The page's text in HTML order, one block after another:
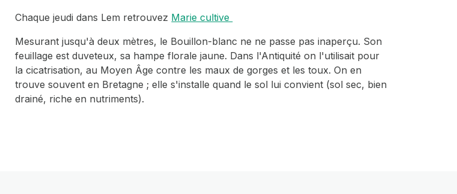
Chaque jeudi dans Lem retrouvez Marie cultive
Mesurant jusqu'à deux mètres, le Bouillon-blanc ne ne passe pas inaperçu. Son
feuillage est duveteux, sa hampe florale jaune. Dans l'Antiquité on l'utilisait pour
la cicatrisation, au Moyen Âge contre les maux de gorges et les toux. On en
trouve souvent en Bretagne ; elle s'installe quand le sol lui convient (sol sec, bien
drainé, riche en nutriments).